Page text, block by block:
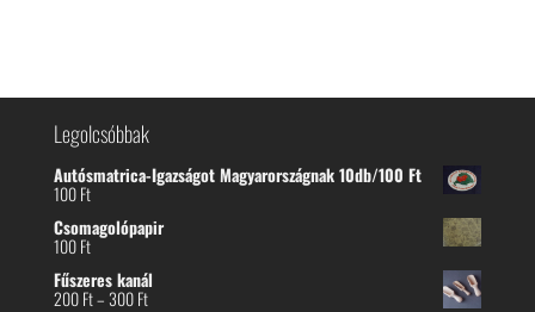
Legolcsóbbak
Autósmatrica-Igazságot Magyarországnak 10db/100 Ft
100Ft
Csomagolópapir
100Ft
Fűszeres kanál
200Ft–300FtÁrtartomány: